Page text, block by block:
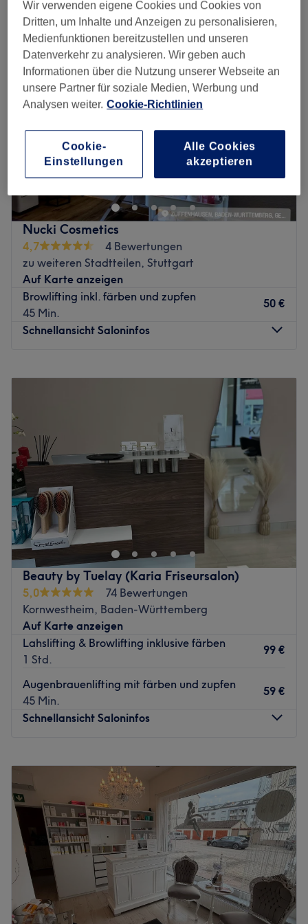
augenbrauenlaminierung in der Nähe von Zuffenhausen Mitte,
Nucki Cosmetics
4,7
4 Bewertungen
zu weiteren Stadtteilen, Stuttgart
Auf Karte anzeigen
Browlifting inkl. färben und zupfen
45 Min.
50 €
Schnellansicht Saloninfos
10:00 –19:00
10:00
19:00
10:00 – 19:00
Freitag
10:00 –19:00
Samstag
10:00–17:00
Sonntag
Geschlossen
In meinem kleinen gemütlichen Beauty-Studio erwartet
Sie eine entspannte und persönliche Atmosphäre. Der
stilvoll eingerichtete Raum verfügt über eine komfortable
Behandlungsliege, eine kleine Sitzecke sowie Getränke
für Ihr Wohlbefinden. Ich biete professionelle
Behandlungen wie Lashlifting, Browlifting, Aquafacial
und Make-up für jeden Anlass an.
Zurück zur Salonansicht
Beauty by Tuelay (Karia Friseursalon)
5,0
74 Bewertungen
Kornwestheim, Baden-Württemberg
Auf Karte anzeigen
Lahslifting & Browlifting inklusive färben
1 Std.
99 €
Augenbrauenlifting mit färben und zupfen
45 Min.
59 €
Schnellansicht Saloninfos
19:00
Mittwoch
09:00–
19:00
Donnerstag
09:00–19:00
Freitag
05:00–19:00
Samstag
05:00–17:00
Sonntag
Geschlossen
Tauche ein in eine Welt der Schönheit, Entspannung und
Pflege – bei Beauty by Tülay. Das Studio in Kirchwestheim
bietet dir ein umfangreiches Angebot an kosmetischen
Wir verwenden eigene Cookies und Cookies von
Dritten, um Inhalte und Anzeigen zu personalisieren,
Medienfunktionen bereitzustellen und unseren
Datenverkehr zu analysieren. Wir geben auch
Informationen über die Nutzung unserer Webseite an
unsere Partner für soziale Medien, Werbung und
Analysen weiter. Cookie-Richtlinien
Cookie-
Einstellungen
Alle Cookies
akzeptieren